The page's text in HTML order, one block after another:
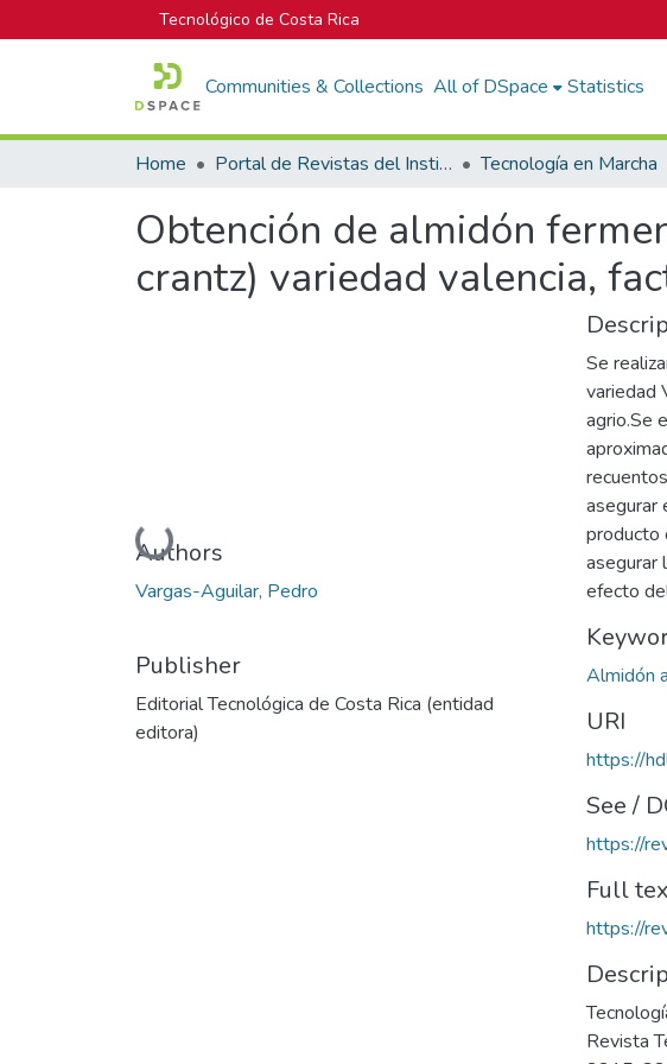
Tecnológico de Costa Rica
Communities & Collections All of DSpace Statistics
Home Portal de Revistas del Instituto Tecnológico de Costa Rica Tecnología en Marcha
Obtención de almidón
crantz) variedad valencia,
Loading...
Authors
Vargas-Aguilar, Pedro
Publisher
Editorial Tecnológica de Costa Rica (entidad
editora)
Se
variedad
agrio.Se
asegurar
producto
asegurar
efecto
Almidón
URI
https://
See /
https://
Full
https://
Revista